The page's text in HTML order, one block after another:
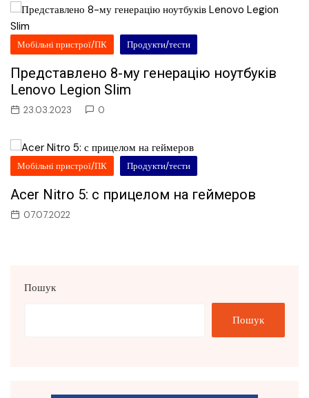
Мобільні пристрої/ПК Продукти/тести
Представлено 8-му генерацію ноутбуків
Lenovo Legion Slim
23.03.2023 0
Мобільні пристрої/ПК Продукти/тести
Acer Nitro 5: с прицелом на геймеров
07.07.2022
Пошук
Пошук